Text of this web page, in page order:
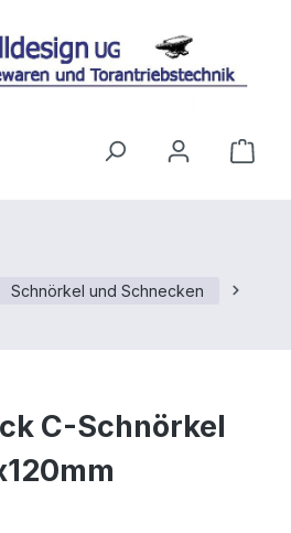
Schnörkel und Schnecken
C-Schnörkel